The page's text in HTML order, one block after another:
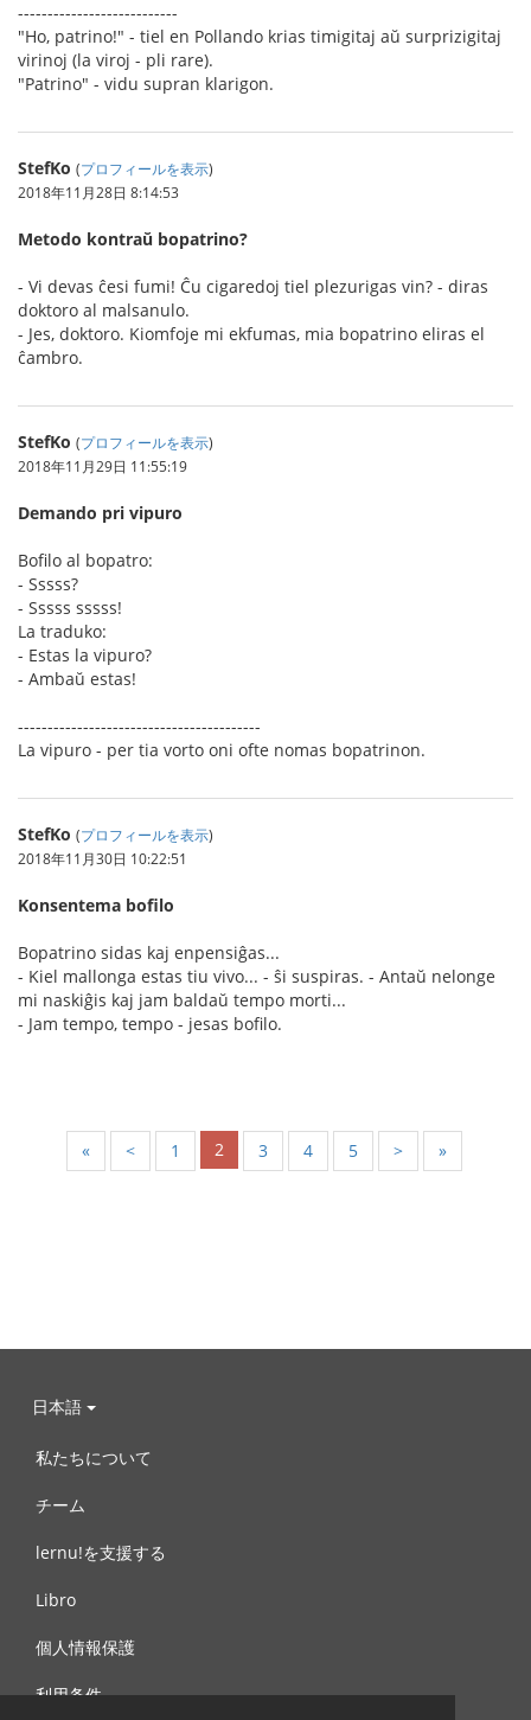
---------------------------
"Ho, patrino!" - tiel en Pollando krias timigitaj aŭ surprizigitaj
virinoj (la viroj - pli rare).
"Patrino" - vidu supran klarigon.
StefKo (プロフィールを表示)
2018年11月28日 8:14:53
Metodo kontraŭ bopatrino?
- Vi devas ĉesi fumi! Ĉu cigaredoj tiel plezurigas vin? - diras
doktoro al malsanulo.
- Jes, doktoro. Kiomfoje mi ekfumas, mia bopatrino eliras el
ĉambro.
StefKo (プロフィールを表示)
2018年11月29日 11:55:19
Demando pri vipuro
Bofilo al bopatro:
- Sssss?
- Sssss sssss!
La traduko:
- Estas la vipuro?
- Ambaŭ estas!
-----------------------------------------
La vipuro - per tia vorto oni ofte nomas bopatrinon.
StefKo (プロフィールを表示)
2018年11月30日 10:22:51
Konsentema bofilo
Bopatrino sidas kaj enpensiĝas...
- Kiel mallonga estas tiu vivo... - ŝi suspiras. - Antaŭ nelonge
mi naskiĝis kaj jam baldaŭ tempo morti...
- Jam tempo, tempo - jesas bofilo.
« < 1 2 3 4 5 > »
日本語
私たちについて
チーム
lernu!を支援する
Libro
個人情報保護
利用条件